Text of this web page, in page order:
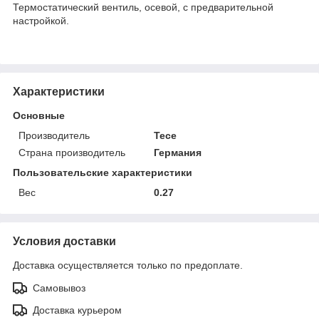
Термостатический вентиль, осевой, с предварительной
настройкой.
Характеристики
Основные
Производитель
Tece
Страна производитель
Германия
Пользовательские характеристики
Вес
0.27
Условия доставки
Доставка осуществляется только по предоплате.
Самовывоз
Доставка курьером